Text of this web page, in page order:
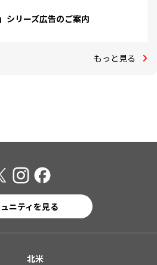
シリーズ広告のご案内
もっと見る
ニティを見る
北米